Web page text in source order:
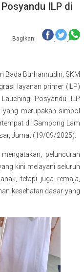
ILP di
Bagikan:
Bada Burhannudin, SKM
layanan primer (ILP)
Posyandu ILP
merupakan simbol
di Gampong Lam
Jumat (19/09/2025).
peluncuran
kini melayani seluruh
tetapi juga remaja,
kesehatan dasar yang